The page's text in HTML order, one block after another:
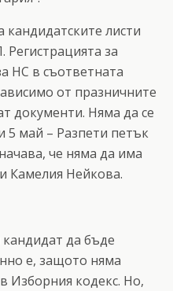
кандидатските листи
Регистрацията за
НС в съответната
от празничните
документи. Няма да се
май – Разпети петък
че няма да има
Камелия Нейкова.
да бъде
е, защото няма
Изборния кодекс. Но,